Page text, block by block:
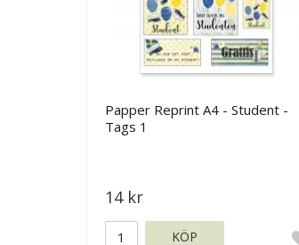
Papper Reprint A4 - Student -
Tags 1
14 kr
KÖP